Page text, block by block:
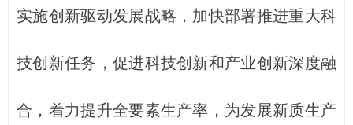
实施创新驱动发展战略，加快部署推进重大科
技创新任务，促进科技创新和产业创新深度融
合，着力提升全要素生产率，为发展新质生产